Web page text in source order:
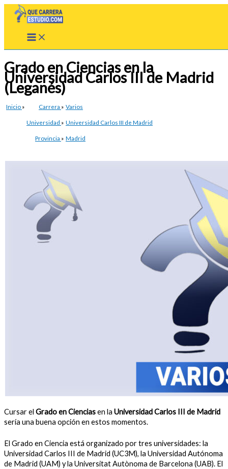
Grado en Ciencias en la
Universidad Carlos III de Madrid
(Leganés)
Inicio » Carrera » Varios
Universidad » Universidad Carlos III de Madrid
Provincia » Madrid
Cursar el Grado en Cienciasen la Universidad Carlos III de Madrid
sería una buena opción en estos momentos.
El Grado en Ciencia está organizado por tres universidades: la
Universidad Carlos III de Madrid (UC3M), la Universidad Autónoma
de Madrid (UAM) y la Universitat Autònoma de Barcelona (UAB). El